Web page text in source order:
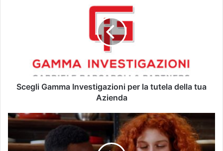
Scegli Gamma Investigazioni per la tutela della tua
Azienda